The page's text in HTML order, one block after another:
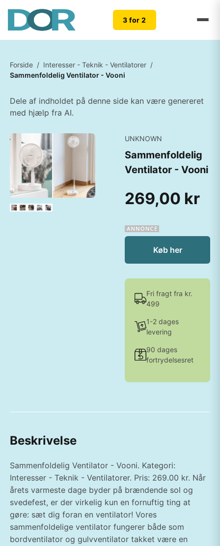
3 for 2
Forside / Interesser - Teknik - Ventilatorer /
Sammenfoldelig Ventilator - Vooni
Dele af indholdet på denne side kan være genereret
med hjælp fra AI.
UNKNOWN
Sammenfoldelig
Ventilator - Vooni
269,00 kr
Køb her
Fri fragt fra kr.
499
1-2 dages
levering
90 dages
fortrydelsesret
Beskrivelse
Sammenfoldelig Ventilator - Vooni. Kategori:
Interesser - Teknik - Ventilatorer. Pris: 269.00 kr. Når
årets varmeste dage byder på brændende sol og
svedefest, er der virkelig kun en fornuftig ting at
gøre: sæt dig foran en ventilator! Vores
sammenfoldelige ventilator fungerer både som
bordventilator og gulvventilator takket være en